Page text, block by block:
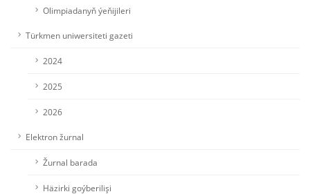
Olimpiadanyň ýeňijileri
Türkmen uniwersiteti gazeti
2024
2025
2026
Elektron žurnal
Žurnal barada
Häzirki goýberilişi